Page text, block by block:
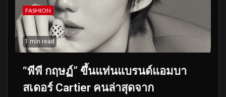
FASHION
1 min read
“พีพี กฤษฏ์” ขึ้นแท่นแบรนด์แอมบา
สเดอร์ Cartier คนล่าสุดจาก